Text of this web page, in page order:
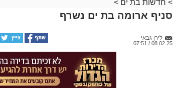
> חדשות בת ים >
סניף ארומה בת ים נשרף
לירן גבאי
08.02.25 / 07:51